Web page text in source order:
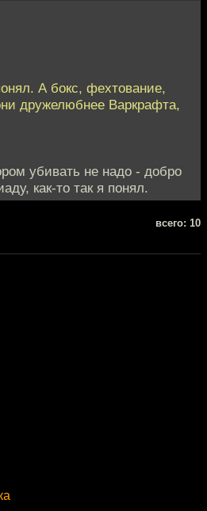
А бокс, фехтование,
дружелюбнее Варкрафта,
убивать не надо - добро
как-то так я понял.
всего: 10